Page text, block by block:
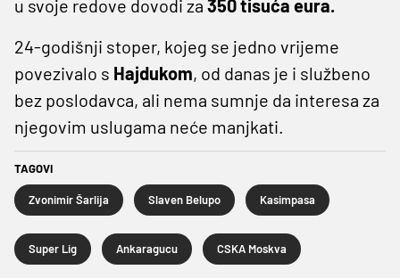
u svoje redove dovodi za 350 tisuća eura.
24-godišnji stoper, kojeg se jedno vrijeme
povezivalo s Hajdukom, od danas je i službeno
bez poslodavca, ali nema sumnje da interesa za
njegovim uslugama neće manjkati.
TAGOVI
Zvonimir Šarlija Slaven Belupo Kasimpasa
Super Lig Ankaragucu CSKA Moskva